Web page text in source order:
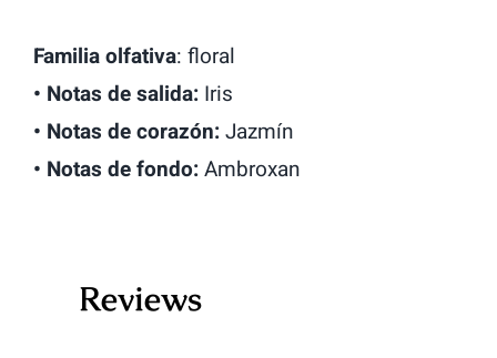
Familia olfativa: floral
• Notas de salida:Iris
• Notas de corazón:Jazmín
• Notas de fondo:Ambroxan
Reviews